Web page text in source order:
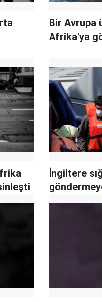
Bir Avrupa
Afrika'ya
İngiltere